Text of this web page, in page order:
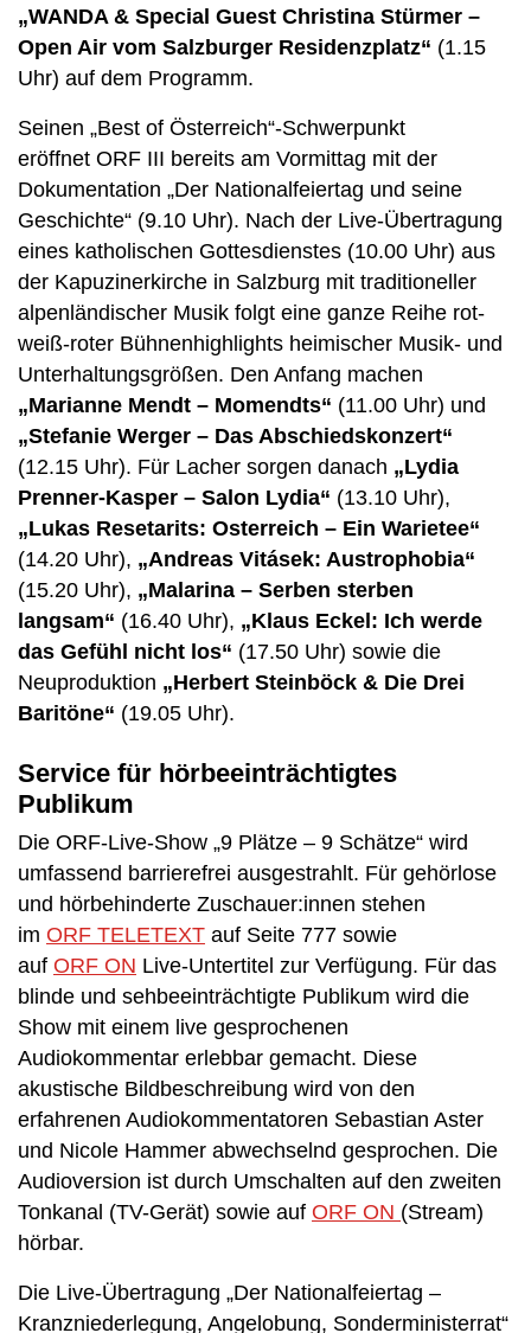
„WANDA & Special Guest Christina Stürmer –
Open Air vom Salzburger Residenzplatz“ (1.15
Uhr) auf dem Programm.
Seinen „Best of Österreich“-Schwerpunkt
eröffnet ORF III bereits am Vormittag mit der
Dokumentation „Der Nationalfeiertag und seine
Geschichte“ (9.10 Uhr). Nach der Live-Übertragung
eines katholischen Gottesdienstes (10.00 Uhr) aus
der Kapuzinerkirche in Salzburg mit traditioneller
alpenländischer Musik folgt eine ganze Reihe rot-
weiß-roter Bühnenhighlights heimischer Musik- und
Unterhaltungsgrößen. Den Anfang machen
„Marianne Mendt – Momendts“ (11.00 Uhr) und
„Stefanie Werger – Das Abschiedskonzert“
(12.15 Uhr). Für Lacher sorgen danach „Lydia
Prenner-Kasper – Salon Lydia“ (13.10 Uhr),
„Lukas Resetarits: Osterreich – Ein Warietee“
(14.20 Uhr), „Andreas Vitásek: Austrophobia“
(15.20 Uhr), „Malarina – Serben sterben
langsam“ (16.40 Uhr), „Klaus Eckel: Ich werde
das Gefühl nicht los“ (17.50 Uhr) sowie die
Neuproduktion „Herbert Steinböck & Die Drei
Baritöne“ (19.05 Uhr).
Service für hörbeeinträchtigtes
Publikum
Die ORF-Live-Show „9 Plätze – 9 Schätze“ wird
umfassend barrierefrei ausgestrahlt. Für gehörlose
und hörbehinderte Zuschauer:innen stehen
im ORF TELETEXT auf Seite 777 sowie
auf ORF ON Live-Untertitel zur Verfügung. Für das
blinde und sehbeeinträchtigte Publikum wird die
Show mit einem live gesprochenen
Audiokommentar erlebbar gemacht. Diese
akustische Bildbeschreibung wird von den
erfahrenen Audiokommentatoren Sebastian Aster
und Nicole Hammer abwechselnd gesprochen. Die
Audioversion ist durch Umschalten auf den zweiten
Tonkanal (TV-Gerät) sowie auf ORF ON (Stream)
hörbar.
Die Live-Übertragung „Der Nationalfeiertag –
Kranzniederlegung, Angelobung, Sonderministerrat“